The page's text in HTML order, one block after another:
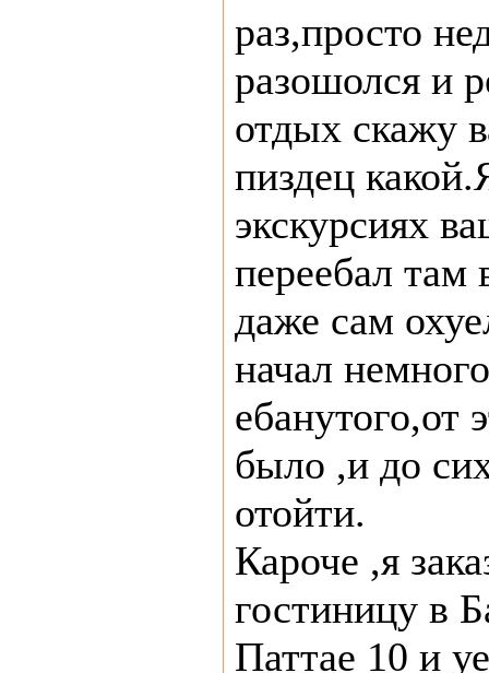
раз,просто
разошолся и
отдых скажу
пиздец
экскурсиях
переебал там
даже сам
начал
ебанутого,от
было ,и до
отойти.
Кароче ,я
гостиницу в
Паттае 10 и